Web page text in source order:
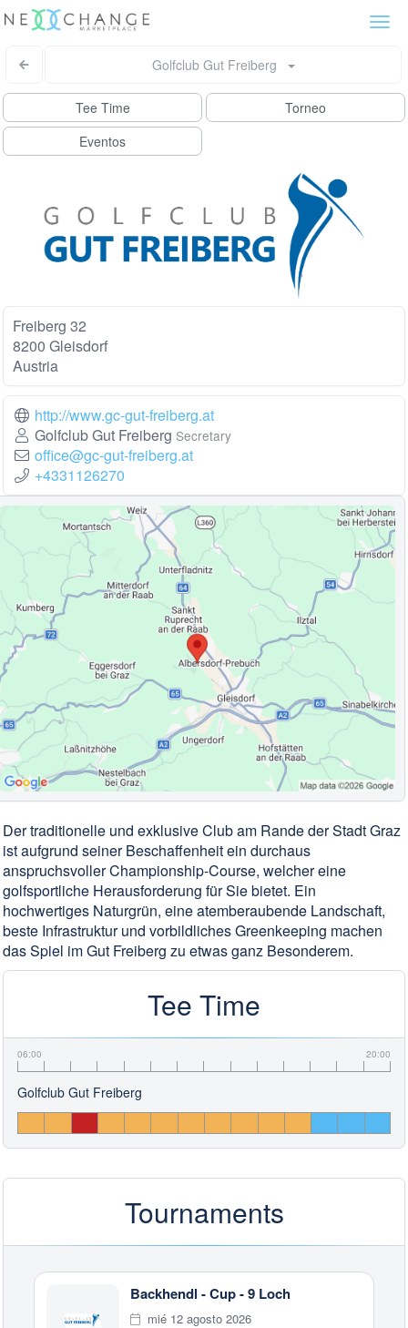
Golfclub Gut Freiberg
Tee Time
Torneo
Eventos
Freiberg 32
8200 Gleisdorf
Austria
http://www.gc-gut-freiberg.at
Golfclub Gut Freiberg Secretary
office@gc-gut-freiberg.at
+4331126270
Der traditionelle und exklusive Club am Rande der Stadt Graz
ist aufgrund seiner Beschaffenheit ein durchaus
anspruchsvoller Championship-Course, welcher eine
golfsportliche Herausforderung für Sie bietet. Ein
hochwertiges Naturgrün, eine atemberaubende Landschaft,
beste Infrastruktur und vorbildliches Greenkeeping machen
das Spiel im Gut Freiberg zu etwas ganz Besonderem.
Tee Time
06:00 20:00
Golfclub Gut Freiberg
Tournaments
Backhendl - Cup - 9 Loch
mié 12 agosto 2026